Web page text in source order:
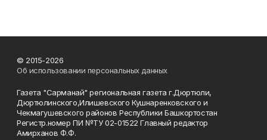
© 2015-2026
Об использовании персональных данных
Газета "Сарманай" региональная газета г.Дюртюли,
Дюртюлинского,Илишевского Кушнаренковского и
Чекмагушевского районов Республики Башкортостан
Регистр.номер ПИ №ТУ 02-01522 Главный редактор
Амирханов Ф.Ф.